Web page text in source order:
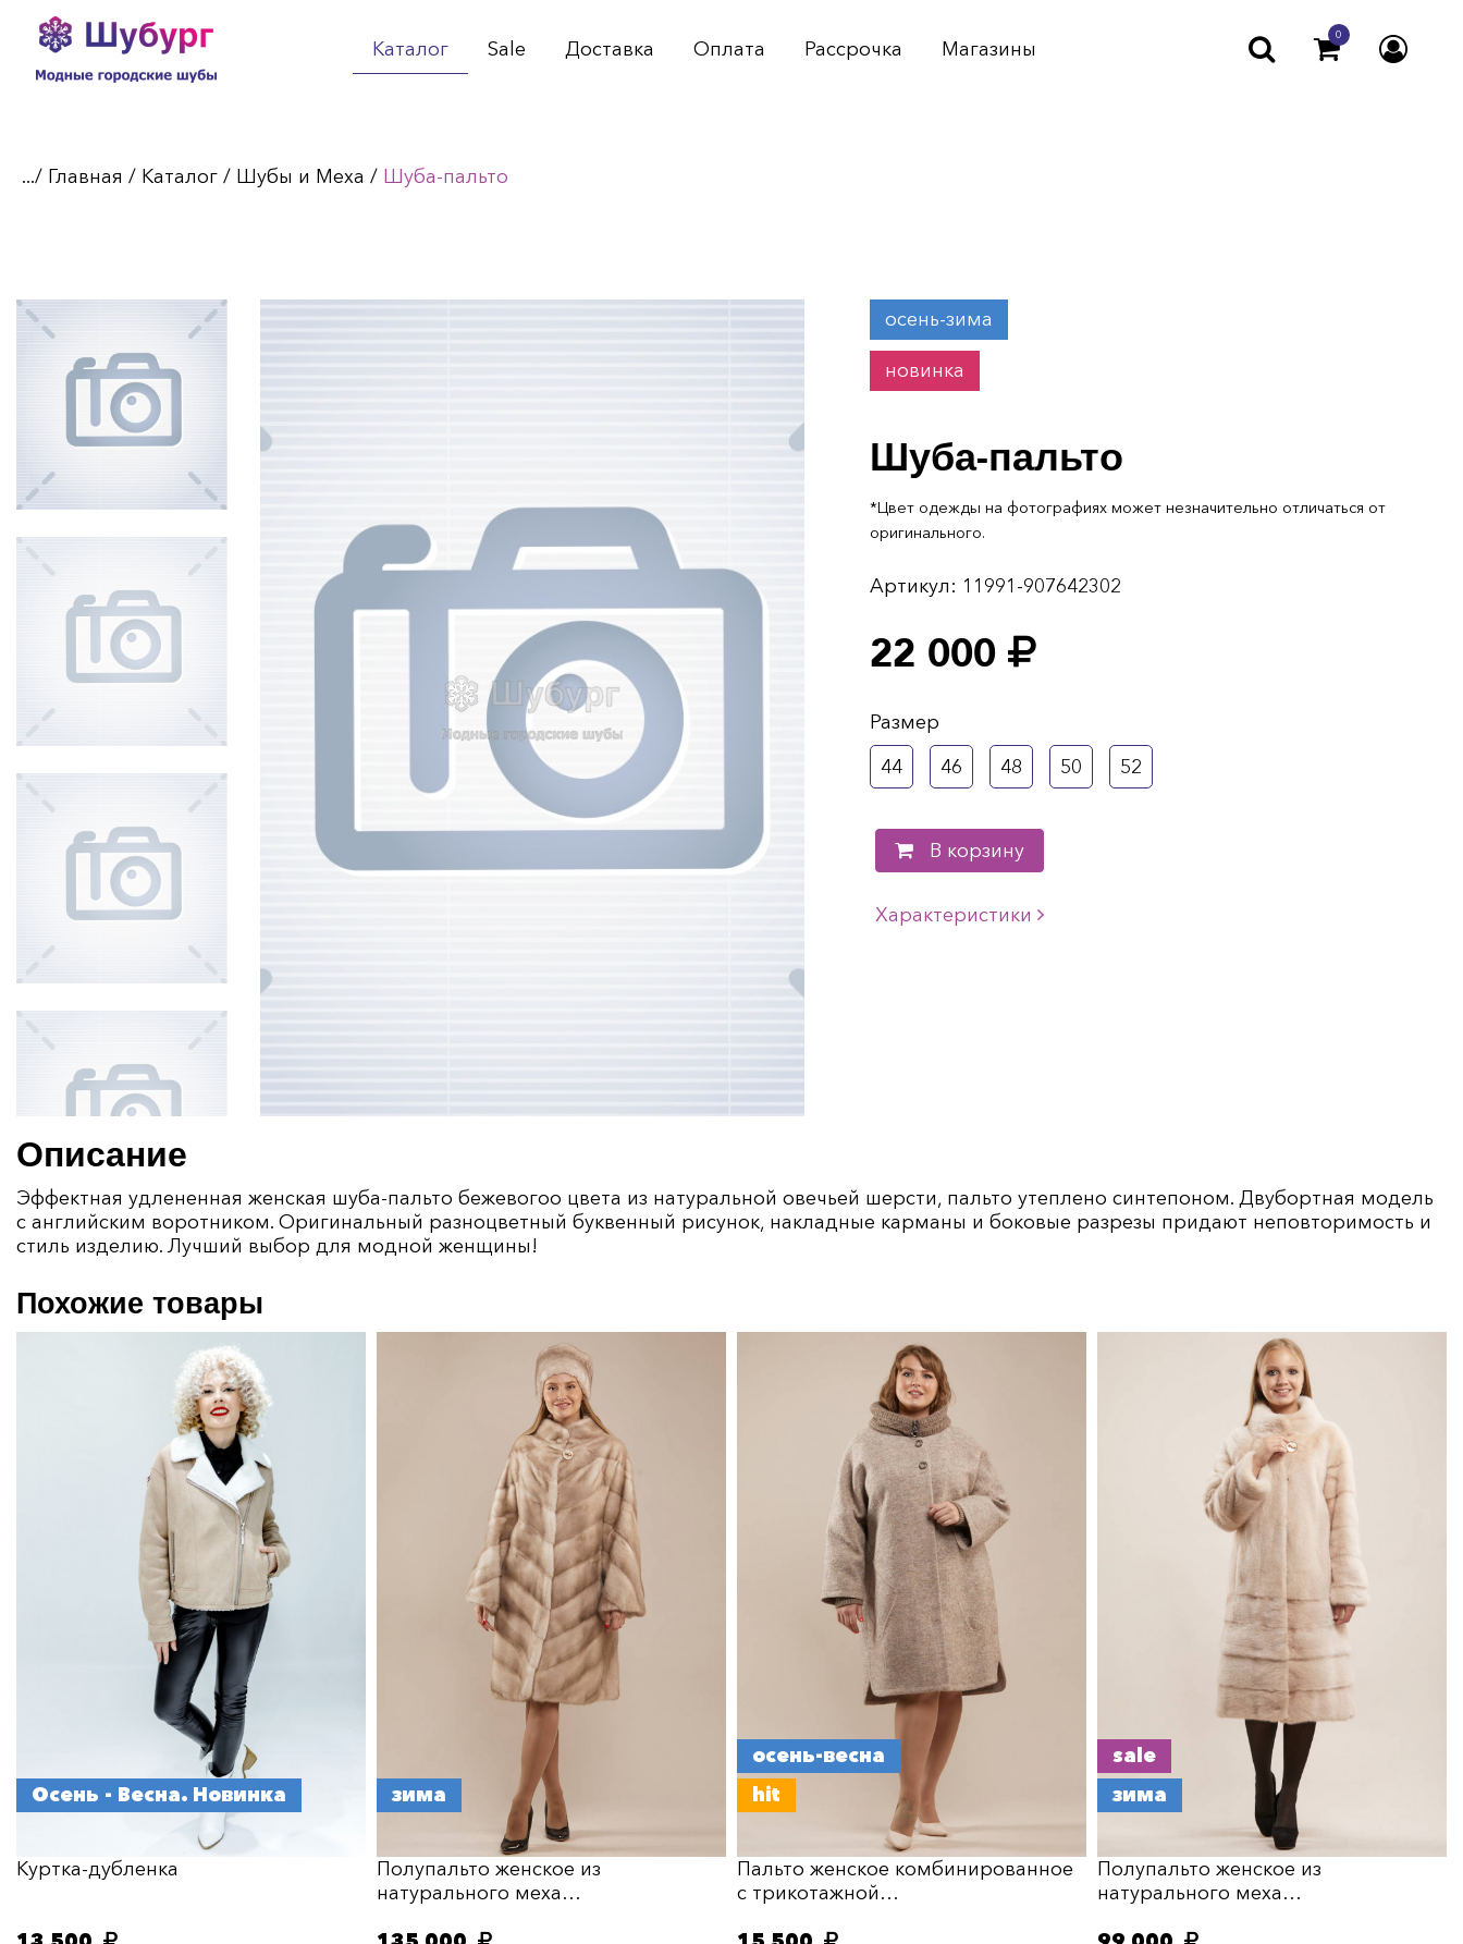
Каталог Sale Доставка Оплата Рассрочка Магазины
0
.../ Главная / Каталог / Шубы и Меха / Шуба-пальто
осень-зима
новинка
Шуба-пальто
*Цвет одежды на фотографиях может незначительно отличаться от
оригинального.
Артикул: 11991-907642302
22 000
Размер
44
46 48 50 52
В корзину
Характеристики
Описание
Эффектная удлененная женская шуба-пальто бежевогоо цвета из натуральной овечьей шерсти, пальто утеплено синтепоном. Двубортная модель
с английским воротником. Оригинальный разноцветный буквенный рисунок, накладные карманы и боковые разрезы придают неповторимость и
стиль изделию. Лучший выбор для модной женщины!
Похожие товары
Осень - Весна. Новинка
Куртка-дубленка
зима
Полупальто женское из
натурального меха…
осень-весна
hit
Пальто женское комбинированное
с трикотажной…
sale
зима
Полупальто женское из
натурального меха…